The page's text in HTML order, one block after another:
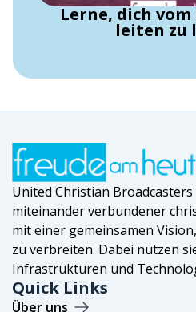
Lerne, dich
leiten zu
United Christian Broadcasters
miteinander verbundener
mit einer gemeinsamen
zu verbreiten. Dabei nutzen
Infrastrukturen und
Quick Links
Über uns